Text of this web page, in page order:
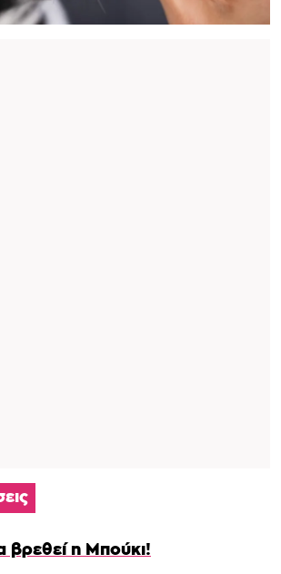
βρεθεί η Μπούκι!